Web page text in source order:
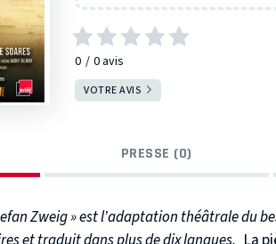
0 0avis
VOTRE AVIS
PRESSE (0)
Zweig » est l’adaptation théâtrale du